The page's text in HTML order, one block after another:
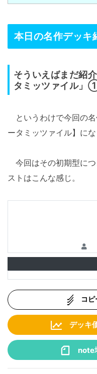
本日の名作デッキ
そういえばまだ紹
タミッツァイル
というわけで今回の
ータミッツァイル】にな
今回はその初期型に
ストはこんな感じ。
コ
デッキ
note